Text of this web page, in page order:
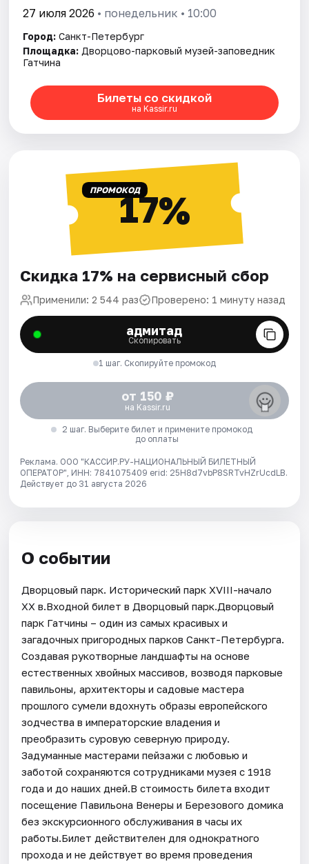
27 июля 2026 • понедельник • 10:00
Город: Санкт-Петербург
Площадка: Дворцово-парковый музей-заповедник
Гатчина
Билеты со скидкой
на Kassir.ru
ПРОМОКОД17%
Скидка 17% на сервисный сбор
Применили: 2 544 раз Проверено: 1 минуту назад
адмитад
Скопировать
1 шаг. Скопируйте промокод
от 150 ₽
на Kassir.ru
2 шаг. Выберите билет и примените промокод
до оплаты
Реклама. ООО "КАССИР.РУ-НАЦИОНАЛЬНЫЙ БИЛЕТНЫЙ
ОПЕРАТОР", ИНН: 7841075409 erid: 25H8d7vbP8SRTvHZrUcdLB.
Действует до 31 августа 2026
О событии
Дворцовый парк. Исторический парк XVIII-начало
XX в.Входной билет в Дворцовый парк.Дворцовый
парк Гатчины – один из самых красивых и
загадочных пригородных парков Санкт-Петербурга.
Создавая рукотворные ландшафты на основе
естественных хвойных массивов, возводя парковые
павильоны, архитекторы и садовые мастера
прошлого сумели вдохнуть образы европейского
зодчества в императорские владения и
преобразить суровую северную природу.
Задуманные мастерами пейзажи с любовью и
заботой сохраняются сотрудниками музея с 1918
года и до наших дней.В стоимость билета входит
посещение Павильона Венеры и Березового домика
без экскурсионного обслуживания в часы их
работы.Билет действителен для однократного
прохода и не действует во время проведения